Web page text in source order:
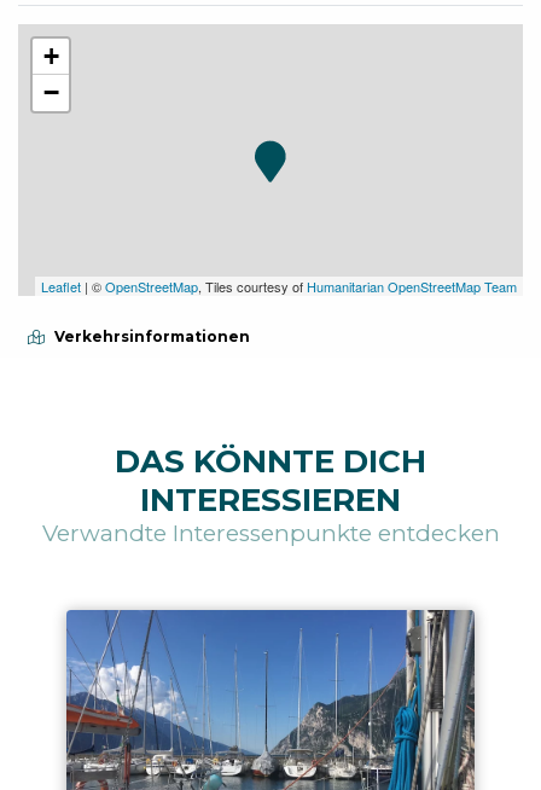
+
−
Leaflet | ©OpenStreetMap, Tiles courtesy of Humanitarian OpenStreetMap Team
Verkehrsinformationen
DAS KÖNNTE DICH
INTERESSIEREN
Verwandte Interessenpunkte entdecken